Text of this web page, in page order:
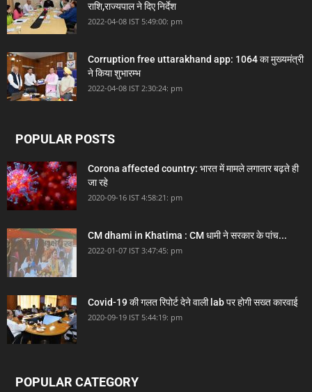
राशि,राज्यपाल ने दिए निर्देश
2022-04-08 IST 5:49:00: pm
Corruption free uttarakhand app: 1064 का मुख्यमंत्री
ने किया शुभारम्भ
2022-04-08 IST 2:30:24: pm
POPULAR POSTS
Corona affected country: भारत में मामले लगातार बढ़ते ही
जा रहे
2020-09-16 IST 4:58:21: pm
CM dhami in Khatima : CM धामी ने सरकार के पांच...
2022-01-07 IST 3:47:45: pm
Covid-19 की गलत रिपोर्ट देने वाली lab पर होगी सख्त कारवाई
2020-09-19 IST 5:44:19: pm
POPULAR CATEGORY